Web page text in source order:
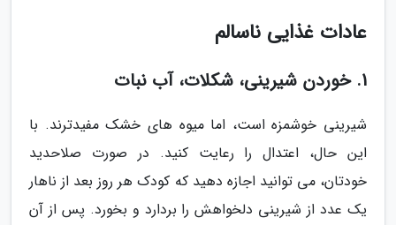
عادات غذایی ناسالم
1. خوردن شیرینی، شکلات، آب نبات
شیرینی خوشمزه است، اما میوه های خشک مفیدترند. با
این حال، اعتدال را رعایت کنید. در صورت صلاحدید
خودتان، می توانید اجازه دهید که کودک هر روز بعد از ناهار
یک عدد از شیرینی دلخواهش را بردارد و بخورد. پس از آن